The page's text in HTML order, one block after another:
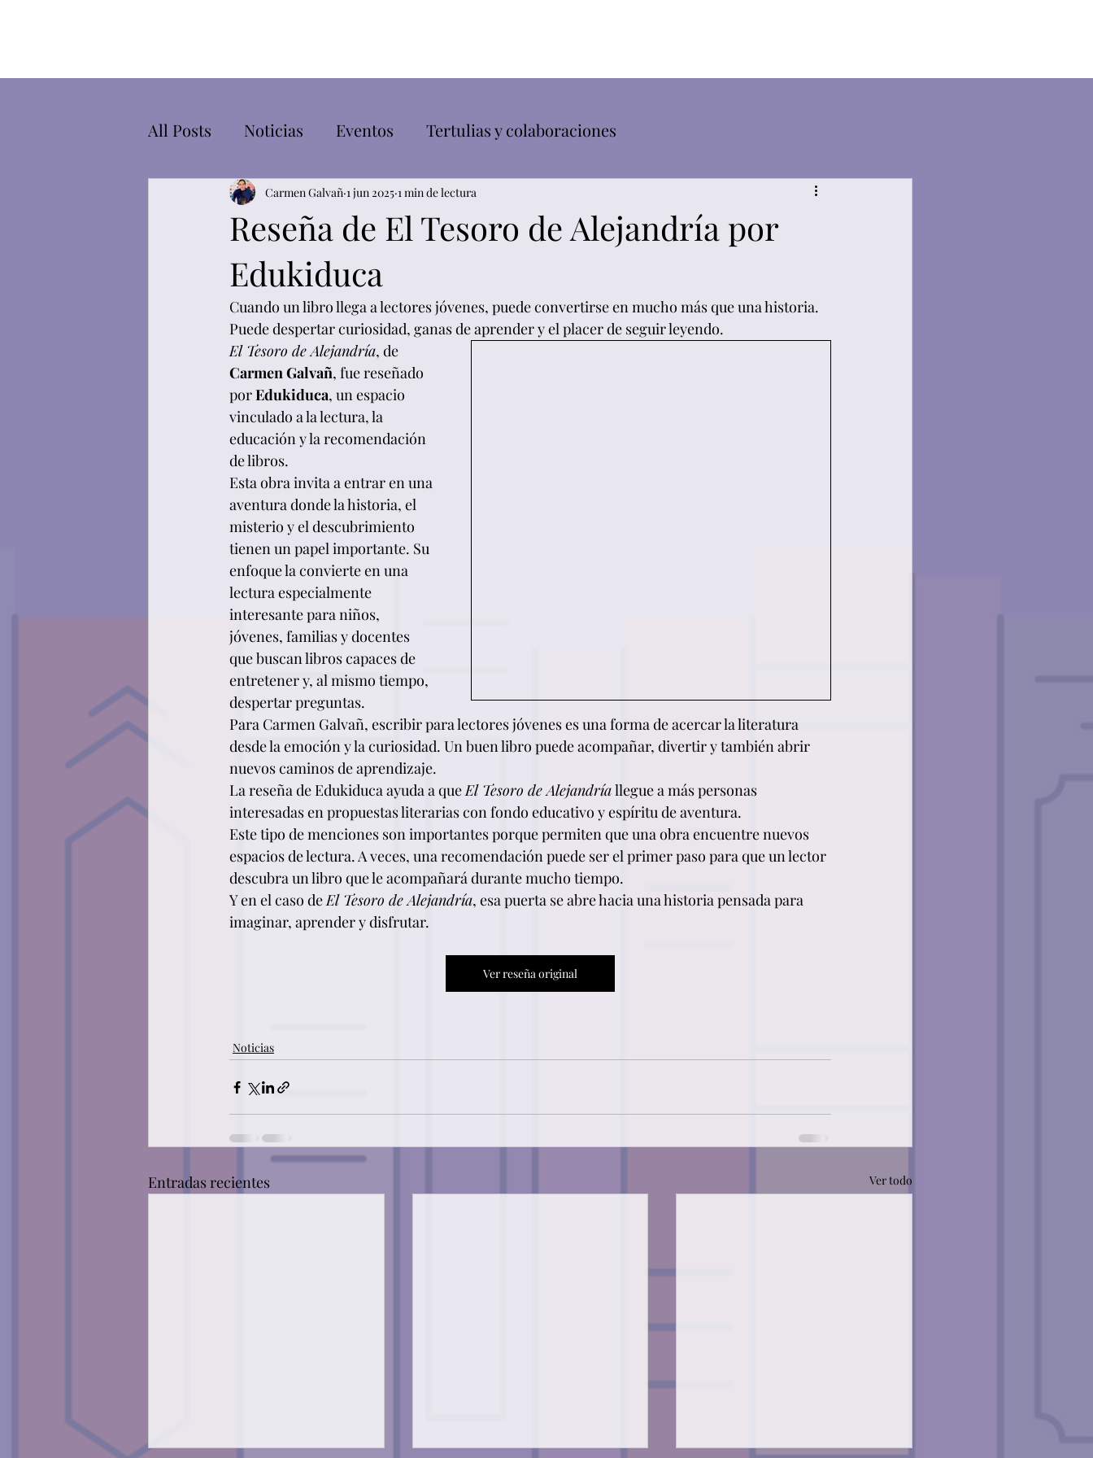
All Posts Noticias Eventos Tertulias y colaboraciones
Reseña de El Tesoro de Alejandría por
Edukiduca
Carmen Galvañ 1 jun 2025 1 min de lectura
Cuando un libro llega a lectores jóvenes, puede convertirse en mucho más que una historia.
Puede despertar curiosidad, ganas de aprender y el placer de seguir leyendo.
El Tesoro de Alejandría, de
Carmen Galvañ, fue reseñado
por Edukiduca, un espacio
vinculado a la lectura, la
educación y la recomendación
de libros.
Esta obra invita a entrar en una
aventura donde la historia, el
misterio y el descubrimiento
tienen un papel importante. Su
enfoque la convierte en una
lectura especialmente
interesante para niños,
jóvenes, familias y docentes
que buscan libros capaces de
entretener y, al mismo tiempo,
despertar preguntas.
Para Carmen Galvañ, escribir para lectores jóvenes es una forma de acercar la literatura
desde la emoción y la curiosidad. Un buen libro puede acompañar, divertir y también abrir
nuevos caminos de aprendizaje.
La reseña de Edukiduca ayuda a que El Tesoro de Alejandría llegue a más personas
interesadas en propuestas literarias con fondo educativo y espíritu de aventura.
Este tipo de menciones son importantes porque permiten que una obra encuentre nuevos
espacios de lectura. A veces, una recomendación puede ser el primer paso para que un lector
descubra un libro que le acompañará durante mucho tiempo.
Y en el caso de El Tesoro de Alejandría, esa puerta se abre hacia una historia pensada para
imaginar, aprender y disfrutar.
Ver reseña original
Noticias
Entradas recientes Ver todo